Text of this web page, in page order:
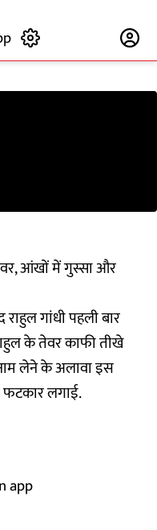
आंखों में गुस्सा और
गांधी पहली बार
के तेवर काफी तीखे
लेने के अलावा इस
फटकार लगाई.
app